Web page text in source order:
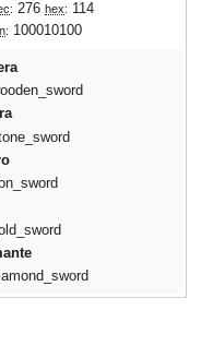
: 276hex: 114
: 100010100